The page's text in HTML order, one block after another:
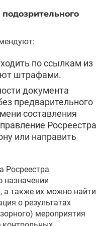
по ссылкам из
штрафами.
документа
предварительного
составления
Росреестра
или направить
Росреестра
назначении
а также их можно найти
о результатах
мероприятия